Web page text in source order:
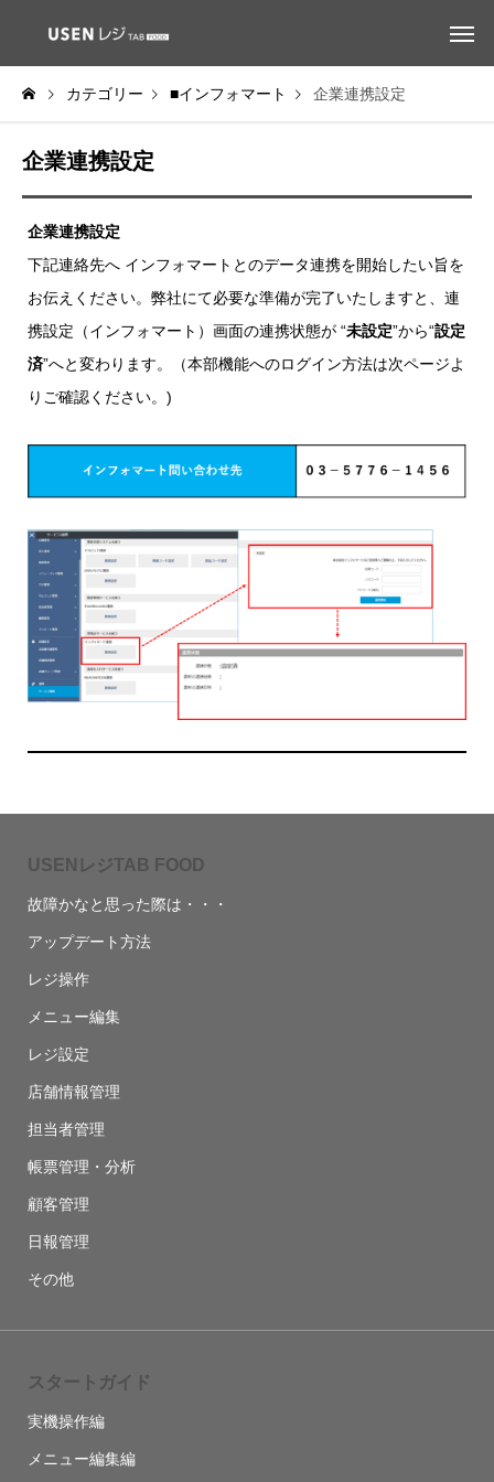
カテゴリー ■インフォマート 企業連携設定
企業連携設定
企業連携設定
下記連絡先へ インフォマートとのデータ連携を開始したい旨を
お伝えください。弊社にて必要な準備が完了いたしますと、連
携設定（インフォマート）画面の連携状態が “未設定”から“設定
済”へと変わります。（本部機能へのログイン方法は次ページよ
りご確認ください。)
USENレジTAB FOOD
故障かなと思った際は・・・
アップデート方法
レジ操作
メニュー編集
レジ設定
店舗情報管理
担当者管理
帳票管理・分析
顧客管理
日報管理
その他
スタートガイド
実機操作編
メニュー編集編